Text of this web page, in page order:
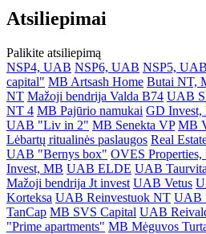
Atsiliepimai
Palikite atsiliepimą
NSP4, UAB NSP6, UAB NSP5, UAB
capital" MB Artsash Home Butai NT,
NT Mažoji bendrija Valda B74 UAB
NT 4 MB Pajūrio namukai GD Invest,
UAB "Liv in 2" MB Senekta VP MB
Lėbartų ritualinės paslaugos Real
UAB "Bernys box" OVES Properties,
Invest, MB UAB ELDE UAB
Mažoji bendrija Jt invest UAB Vetus
Korteksa UAB Reinvestuok NT UAB
TanCap MB SVS Capital UAB
"Prime apartments" MB Mėguvos